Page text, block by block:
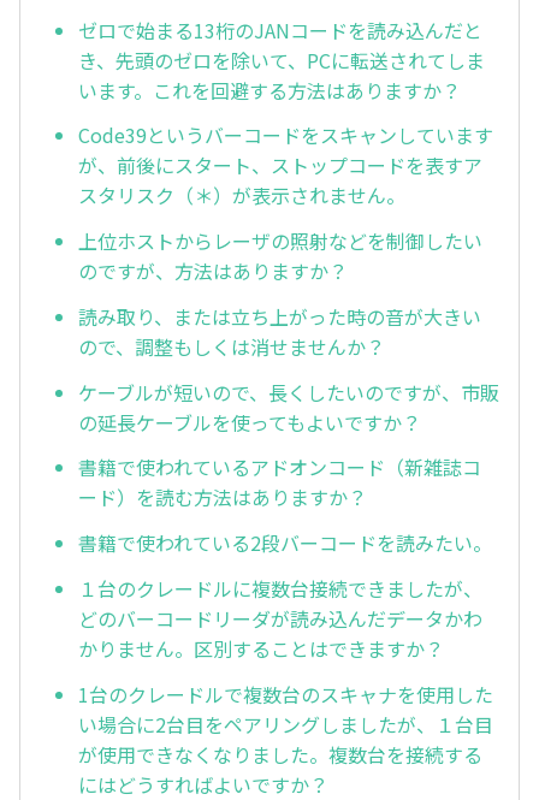
ゼロで始まる13桁のJANコードを読み込んだと
き、先頭のゼロを除いて、PCに転送されてしま
います。これを回避する方法はありますか？
Code39というバーコードをスキャンしています
が、前後にスタート、ストップコードを表すア
スタリスク（＊）が表示されません。
上位ホストからレーザの照射などを制御したい
のですが、方法はありますか？
読み取り、または立ち上がった時の音が大きい
ので、調整もしくは消せませんか？
ケーブルが短いので、長くしたいのですが、市販
の延長ケーブルを使ってもよいですか？
書籍で使われているアドオンコード（新雑誌コ
ード）を読む方法はありますか？
書籍で使われている2段バーコードを読みたい。
１台のクレードルに複数台接続できましたが、
どのバーコードリーダが読み込んだデータかわ
かりません。区別することはできますか？
1台のクレードルで複数台のスキャナを使用した
い場合に2台目をペアリングしましたが、１台目
が使用できなくなりました。複数台を接続する
にはどうすればよいですか？